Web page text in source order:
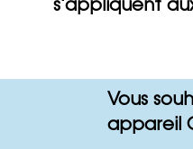
Vous
appareil